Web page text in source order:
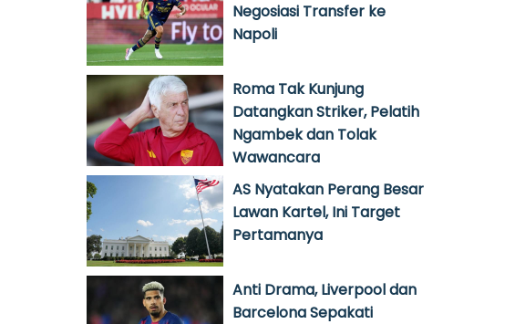
Negosiasi Transfer ke
Napoli
Roma Tak Kunjung
Datangkan Striker, Pelatih
Ngambek dan Tolak
Wawancara
AS Nyatakan Perang Besar
Lawan Kartel, Ini Target
Pertamanya
Anti Drama, Liverpool dan
Barcelona Sepakati